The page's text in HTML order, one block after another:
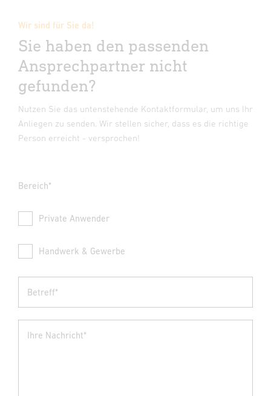
Wir sind für Sie da!
Sie haben den passenden
Ansprechpartner nicht
gefunden?
Nutzen Sie das untenstehende Kontaktformular, um uns Ihr
Anliegen zu senden. Wir stellen sicher, dass es die richtige
Person erreicht - versprochen!
Bereich*
Private Anwender
Handwerk & Gewerbe
Betreff*
Ihre Nachricht*